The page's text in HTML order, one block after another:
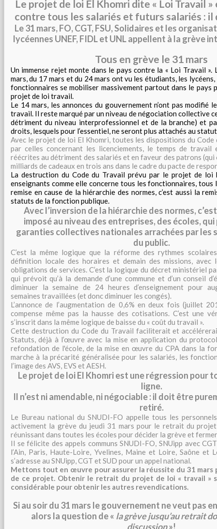
Le projet de loi El Khomri dite « Loi Travail
contre tous les salariés et futurs salariés :
Le 31 mars, FO, CGT, FSU, Solidaires et les
lycéennes UNEF, FIDL et UNL appellent à la grève
Tous en grève le 31 mars
Un immense rejet monte dans le pays contre la « Loi Travail ».
mars, du 17 mars et du 24 mars ont vu les étudiants, les
fonctionnaires se mobiliser massivement partout dans le
projet de loi travail.
Le 14 mars, les annonces du gouvernement n’ont pas modifié
travail. Il reste marqué par un niveau de négociation collective
détriment du niveau interprofessionnel et de la branche) et
droits, lesquels pour l’essentiel, ne seront plus attachés au
Avec le projet de loi El Khomri, toutes les dispositions du Code
par celles concernant les licenciements, le temps de travail
réécrites au détriment des salariés et en faveur des patrons
milliards de cadeaux en trois ans dans le cadre du pacte de
La destruction du Code du Travail prévu par le projet de loi
enseignants comme elle concerne tous les fonctionnaires, tous
remise en cause de la hiérarchie des normes, c’est aussi la
statuts de la fonction publique.
Avec l’inversion de la hiérarchie des normes,
imposé au niveau des entreprises, des écoles,
garanties collectives nationales arrachées par les
du public.
C’est la même logique que la réforme des rythmes
définition locale des horaires et demain des missions,
obligations de services. C’est la logique du décret ministériel
qui prévoit qu’à la demande d’une commune et d’un conseil
diminuer la semaine de 24 heures d’enseignement pour
semaines travaillées (et donc diminuer les congés).
L’annonce de l’augmentation de 0,6% en deux fois (juillet
compense même pas la hausse des cotisations. C’est une
s’inscrit dans la même logique de baisse du « coût du travail ».
Cette destruction du Code du Travail faciliterait et
Statuts, déjà à l’œuvre avec la mise en application du
refondation de l'école, de la mise en œuvre du CPA dans la
marche à la précarité généralisée pour les salariés, les
l’image des AVS, EVS et AESH.
Le projet de loi El Khomri est une régression pour
ligne.
Il n’est ni amendable, ni négociable : il doit être
retiré.
Le Bureau national du SNUDI-FO appelle tous les
activement la grève du jeudi 31 mars pour le retrait du
réunissant dans toutes les écoles pour décider la grève et
Il se félicite des appels communs SNUDI-FO, SNUipp avec
l’Ain, Paris, Haute-Loire, Yvelines, Maine et Loire, Saône et
s’adresse au SNUipp, CGT et SUD pour un appel national.
Mettons tout en œuvre pour assurer la réussite du 31 mars
de ce projet. Obtenir le retrait du projet de loi « travail »
considérable pour obtenir les autres revendications.
Si au soir du 31 mars le gouvernement ne veut pas
alors la question de « la grève jusqu’au retrait
discussion»!